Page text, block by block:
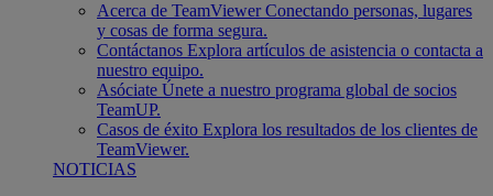
Acerca de TeamViewer Conectando personas, lugares
y cosas de forma segura.
Contáctanos Explora artículos de asistencia o contacta a
nuestro equipo.
Asóciate Únete a nuestro programa global de socios
TeamUP.
Casos de éxito Explora los resultados de los clientes de
TeamViewer.
NOTICIAS